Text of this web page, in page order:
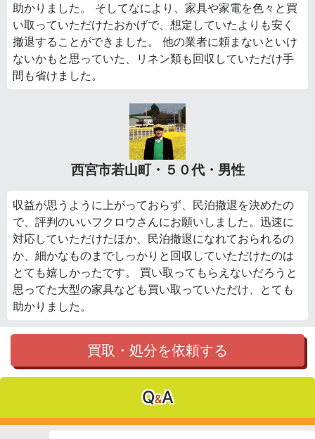
助かりました。 そしてなにより、家具や家電を色々と買
い取っていただけたおかげで、想定していたよりも安く
撤退することができました。 他の業者に頼まないといけ
ないかもと思っていた、リネン類も回収していただけ手
間も省けました。
西宮市若山町・５０代・男性
収益が思うように上がっておらず、民泊撤退を決めたの
で、評判のいいフクロウさんにお願いしました。迅速に
対応していただけたほか、民泊撤退になれておられるの
か、細かなものまでしっかりと回収していただけたのは
とても嬉しかったです。 買い取ってもらえないだろうと
思ってた大型の家具なども買い取っていただけ、とても
助かりました。
買取・処分を依頼する
Q&A